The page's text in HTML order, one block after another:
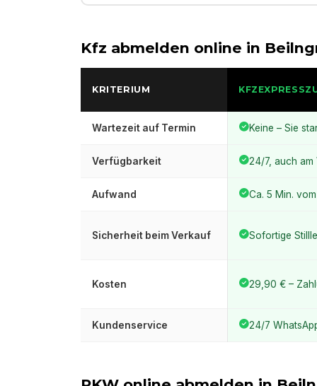
Kfz abmelden online in
KRITERIUM
Wartezeit auf Termin Keine – Sie
Verfügbarkeit 24/7, auch
Aufwand Ca. 5 Min.
Sicherheit beim Verkauf Sofortige
Kosten 29,90 € –
Kundenservice 24/7